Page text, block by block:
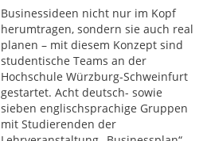
Businessideen nicht nur im Kopf
herumtragen, sondern sie auch real
planen – mit diesem Konzept sind
studentische Teams an der
Hochschule Würzburg-Schweinfurt
gestartet. Acht deutsch- sowie
sieben englischsprachige Gruppen
mit Studierenden der